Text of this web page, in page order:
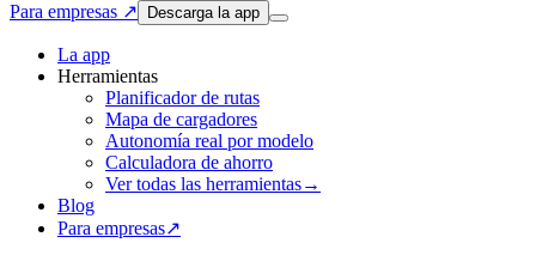
Para empresas ↗ Descarga la app
La app
Herramientas
Planificador de rutas
Mapa de cargadores
Autonomía real por modelo
Calculadora de ahorro
Ver todas las herramientas→
Blog
Para empresas↗